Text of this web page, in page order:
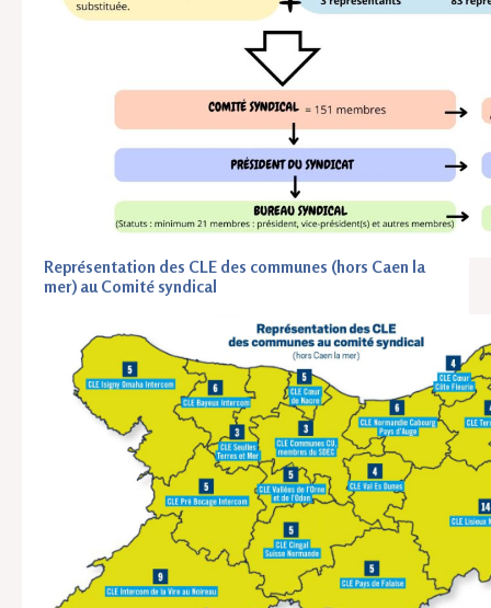
Représentation des CLE des communes (hors Caen la
mer) au Comité syndical